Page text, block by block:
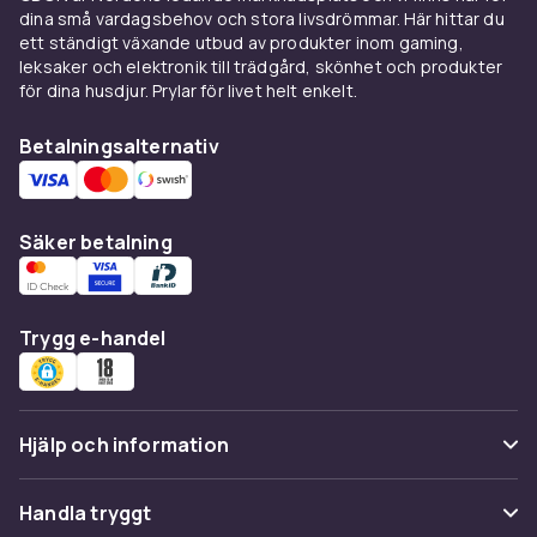
festdekorationer och lyxiga detaljer. Puffy
klistermärken (reliefklistermärken) har en
upphöjd 3D-effekt – populära för barnpyssel
och scrapbooking.
Textilklistermärken (iron-on transfers) är
designade att strykas fast på tyg. Perfekt för
att personifiera t-shirts, jackor och väskor.
Dessa kräver värme för aktivering och fäster
permanent på de flesta tyger.
journalföring med
klistermärken
I scrapbooking används klistermärken för att
rama in fotografier, skapa bakgrundsmönster
kalenderdetaljer. Välj klistermärken i ett
dina små vardagsbehov och stora livsdrömmar. Här hittar du
ett ständigt växande utbud av produkter inom gaming,
leksaker och elektronik till trädgård, skönhet och produkter
för dina husdjur. Prylar för livet helt enkelt.
Betalningsalternativ
Säker betalning
Trygg e-handel
Hjälp och information
Vanliga frågor
Handla tryggt